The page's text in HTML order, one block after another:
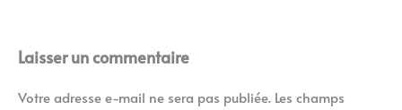
Laisser un commentaire
Votre adresse e-mail ne sera pas publiée. Les champs